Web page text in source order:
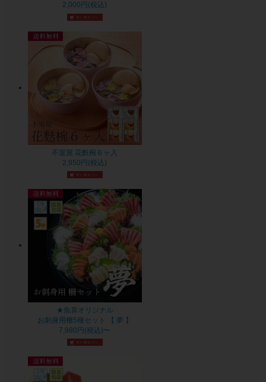
2,000円(税込)
不室屋 花麩椀６ヶ入
2,950円(税込)
★魚喜オリジナル
お刺身用柵5種セット 【 夢 】
7,980円(税込)〜